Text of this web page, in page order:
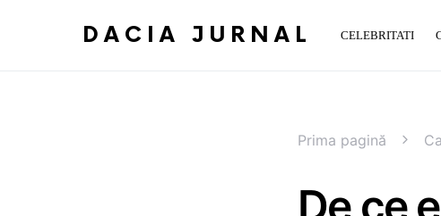
DACIA JURNAL CELEBRITATI
Prima pagină